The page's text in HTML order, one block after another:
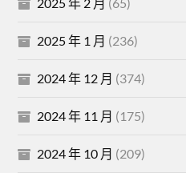
2025 年 1 月 (236)
2024 年 12 月 (374)
2024 年 11 月 (175)
2024 年 10 月 (209)